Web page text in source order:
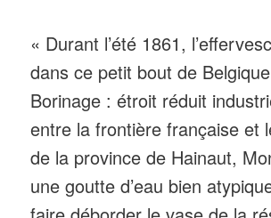
« Durant l’été 1861,
dans ce petit bout de
Borinage : étroit réduit
entre la frontière française et
de la province de Hainaut,
une goutte d’eau bien